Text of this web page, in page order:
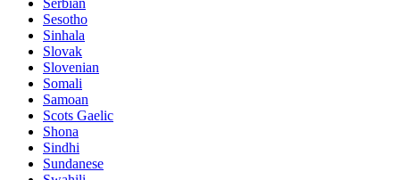
Serbian
Sesotho
Sinhala
Slovak
Slovenian
Somali
Samoan
Scots Gaelic
Shona
Sindhi
Sundanese